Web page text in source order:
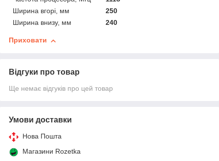
Ширина вгорі, мм
250
Ширина внизу, мм
240
Приховати
Відгуки про товар
Ще немає відгуків про цей товар
Умови доставки
Нова Пошта
Магазини Rozetka